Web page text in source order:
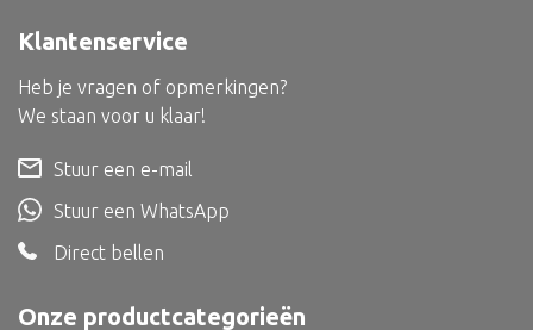
Tapijt
Bed
Onze productcategorieën
Klantenservice
Heb je vragen of opmerkingen?
We staan voor u klaar!
Stuur een e-mail
Stuur een WhatsApp
Direct bellen